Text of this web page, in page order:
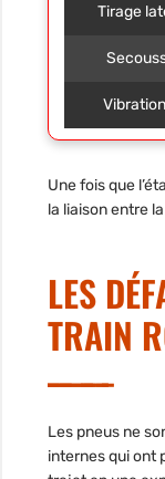
Tirage
Une fois que
la liaison entre
LES
TRAIN
Les pneus ne
internes qui ont